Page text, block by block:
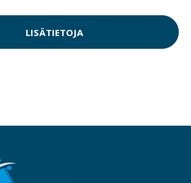
LISÄTIETOJA